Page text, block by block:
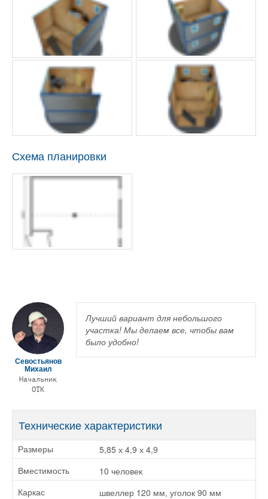
Схема планировки
Севостьянов
Михаил
Начальник
ОТК
Лучший вариант для небольшого
участка! Мы делаем все, чтобы вам
было удобно!
Технические характеристики
Размеры 5,85 х 4,9 х 4,9
Вместимость 10 человек
Каркас швеллер 120 мм, уголок 90 мм